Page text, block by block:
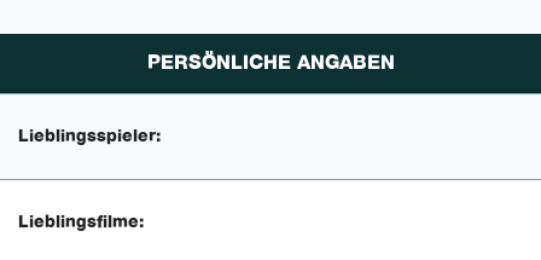
PERSÖNLICHE ANGABEN
Lieblingsspieler:
Lieblingsfilme: